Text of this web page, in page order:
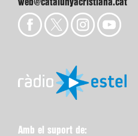
web@catalunyacristiana.cat
Amb el suport de: